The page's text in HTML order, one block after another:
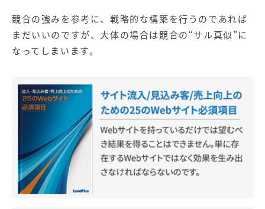
競合の強みを参考に、戦略的な構築を行うのであれば
まだいいのですが、大体の場合は競合の“サル真似”に
なってしまいます。